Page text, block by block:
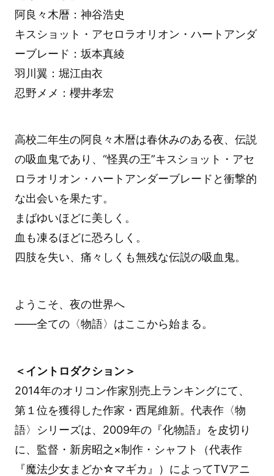
阿良々木暦：神谷浩史
キスショット・アセロラオリオン・ハートアンダ
ーブレード：坂本真綾
羽川翼：堀江由衣
忍野メメ：櫻井孝宏
高校二年生の阿良々木暦は春休みのある夜、伝説
の吸血鬼であり、“怪異の王”キスショット・アセ
ロラオリオン・ハートアンダーブレードと衝撃的
な出会いを果たす。
まばゆいほどに美しく。
血も凍るほどに恐ろしく。
四肢を失い、痛々しくも無残な伝説の吸血鬼。
ようこそ、夜の世界へ
――全ての〈物語〉はここから始まる。
＜イントロダクション＞
2014年のオリコン作家別売上ランキングにて、
第１位を獲得した作家・西尾維新。代表作〈物
語〉シリーズは、2009年の『化物語』を皮切り
に、監督・新房昭之×制作・シャフト（代表作
『魔法少女まどか☆マギカ』）によってTVアニ